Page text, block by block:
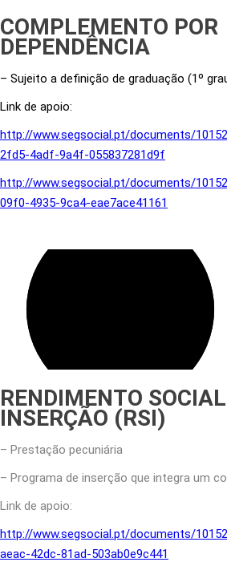
COMPLEMENTO POR
DEPENDÊNCIA
– Sujeito a definição de graduação (1º
Link de apoio:
http://www.segsocial.pt/documents/
2fd5-4adf-9a4f-055837281d9f
http://www.segsocial.pt/documents/
09f0-4935-9ca4-eae7ace41161
RENDIMENTO
INSERÇÃO (RSI)
– Prestação pecuniária
– Programa de inserção que integra um
Link de apoio:
http://www.segsocial.pt/documents/
aeac-42dc-81ad-503ab0e9c441